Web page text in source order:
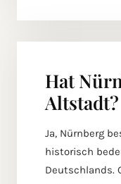
Hat
Altstadt?
Ja, Nürnberg
historisch
Deutschlands.